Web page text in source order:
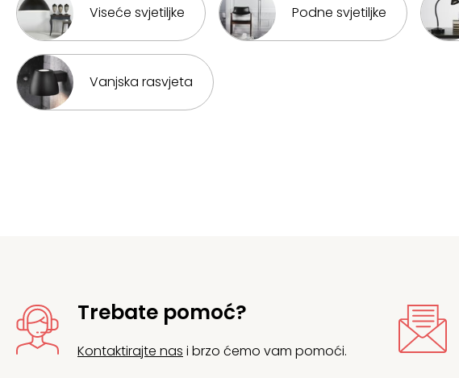
Viseće svjetiljke Podne svjetiljke
Vanjska rasvjeta
Trebate pomoć?
Kontaktirajte nas i brzo ćemo vam pomoći.